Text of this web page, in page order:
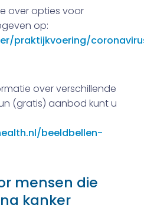
over opties voor
op:
praktijkvoering/
over verschillende
(gratis) aanbod kunt u
beeldbellen-
mensen die
kanker